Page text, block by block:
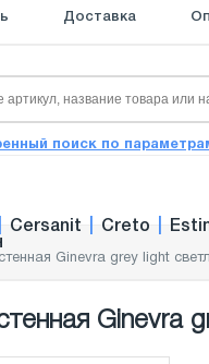
Доставка
поиск по
Cersanit Creto
Ginevra grey light
Ginevra